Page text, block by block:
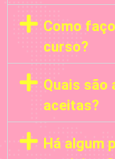
Como
curso?
Quais são
aceitas?
Há algum